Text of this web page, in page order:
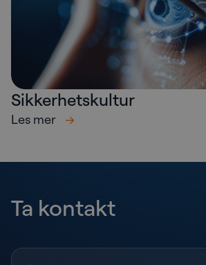
Sikkerhetskultur
Les mer
Ta kontakt